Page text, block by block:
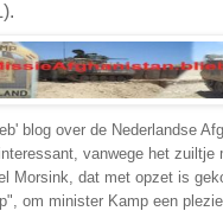
blog over de Nederlandse
vanwege het zuiltje
Morsink, dat met opzet is
om minister Kamp een